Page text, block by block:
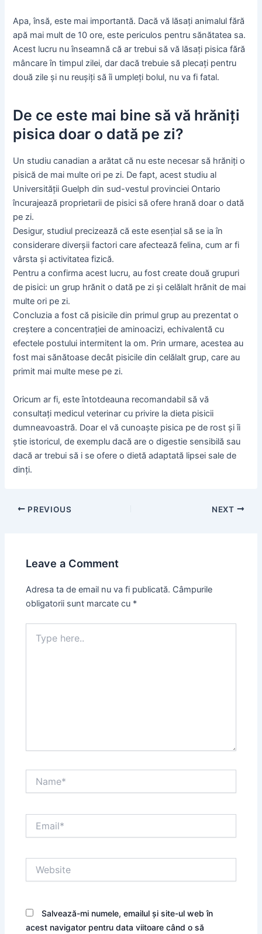
Apa, însă, este mai importantă. Dacă vă lăsați animalul fără
apă mai mult de 10 ore, este periculos pentru sănătatea sa.
Acest lucru nu înseamnă că ar trebui să vă lăsați pisica fără
mâncare în timpul zilei, dar dacă trebuie să plecați pentru
două zile și nu reușiți să îi umpleți bolul, nu va fi fatal.
De ce este mai bine să vă hrăniți
pisica doar o dată pe zi?
Un studiu canadian a arătat că nu este necesar să hrăniți o
pisică de mai multe ori pe zi. De fapt, acest studiu al
Universității Guelph din sud-vestul provinciei Ontario
încurajează proprietarii de pisici să ofere hrană doar o dată
pe zi.
Desigur, studiul precizează că este esențial să se ia în
considerare diverșii factori care afectează felina, cum ar fi
vârsta și activitatea fizică.
Pentru a confirma acest lucru, au fost create două grupuri
de pisici: un grup hrănit o dată pe zi și celălalt hrănit de mai
multe ori pe zi.
Concluzia a fost că pisicile din primul grup au prezentat o
creștere a concentrației de aminoacizi, echivalentă cu
efectele postului intermitent la om. Prin urmare, acestea au
fost mai sănătoase decât pisicile din celălalt grup, care au
primit mai multe mese pe zi.
Oricum ar fi, este întotdeauna recomandabil să vă
consultați medicul veterinar cu privire la dieta pisicii
dumneavoastră. Doar el vă cunoaște pisica pe de rost și îi
știe istoricul, de exemplu dacă are o digestie sensibilă sau
dacă ar trebui să i se ofere o dietă adaptată lipsei sale de
dinți.
PREVIOUS NEXT
Leave a Comment
Adresa ta de email nu va fi publicată. Câmpurile
obligatorii sunt marcate cu *
here..
Salvează-mi numele, emailul și site-ul web în
acest navigator pentru data viitoare când o să